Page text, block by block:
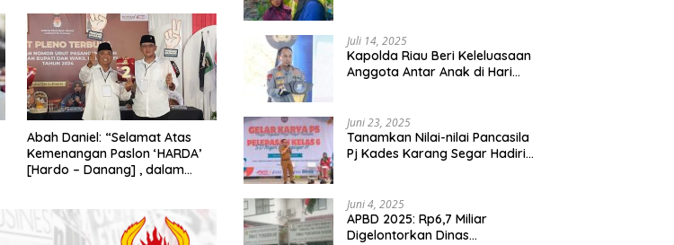
Abah Daniel: “Selamat Atas
Kemenangan Paslon ‘HARDA’
[Hardo – Danang] , dalam
Juli 14, 2025
Kapolda Riau Beri Keleluasaan
Anggota Antar Anak di Hari
Juni 23, 2025
Tanamkan Nilai-nilai Pancasila
Pj Kades Karang Segar Hadiri
01 Karang Segar
Juni 4, 2025
APBD 2025: Rp6,7 Miliar
Digelontorkan Dinas